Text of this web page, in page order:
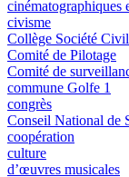
cinématographiques
civisme
Collège Société
Comité de Pilotage
Comité de
commune Golfe 1
congrès
Conseil National de
coopération
culture
d’œuvres musicales